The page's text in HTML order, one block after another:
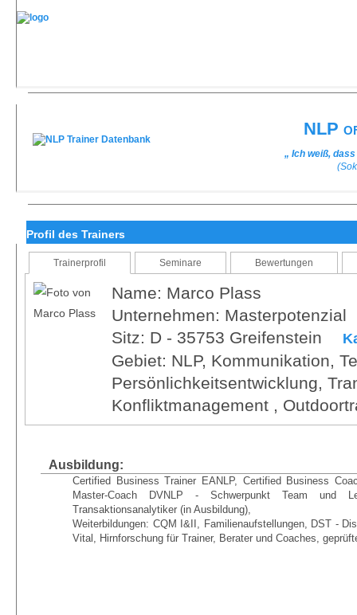
NLP
„ Ich weiß,
Profil des Trainers
Trainerprofil Seminare Bewertungen
Name: Marco Plass
Unternehmen: Masterpotenzial
Sitz: D - 35753 Greifenstein
Gebiet: NLP, Kommunikation,
Persönlichkeitsentwicklung,
Konfliktmanagement ,
Ausbildung:
Certified Business Trainer EANLP, Certified Business
Master-Coach DVNLP - Schwerpunkt Team und
Transaktionsanalytiker (in Ausbildung),
Weiterbildungen: CQM I&II, Familienaufstellungen, DST -
Vital, Hirnforschung für Trainer, Berater und Coaches,